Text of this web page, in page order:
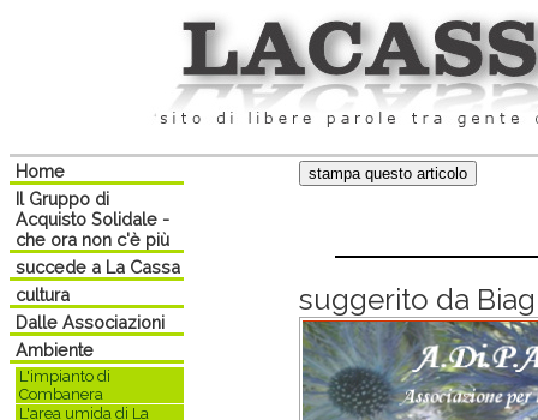
Home
Il Gruppo di
Acquisto Solidale -
che ora non c'è più
succede a La Cassa
cultura
Dalle Associazioni
Ambiente
L'impianto di
Combanera
L'area umida di La
suggerito da